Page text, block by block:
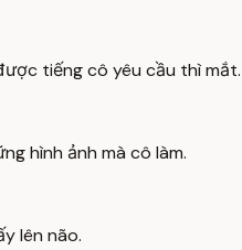
tiếng cô yêu cầu thì mắt.
hình ảnh mà cô làm.
lên não.